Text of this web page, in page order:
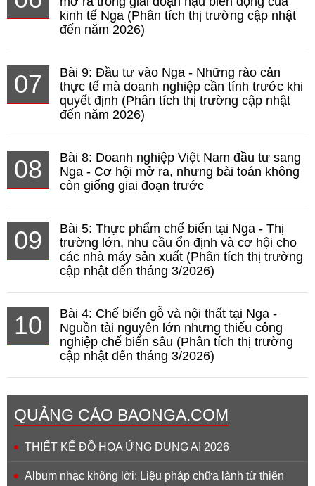
kinh tế Nga (Phân tích thị trường cập nhật
đến năm 2026)
07
Bài 9: Đầu tư vào Nga - Những rào cản
thực tế mà doanh nghiệp cần tính trước khi
quyết định (Phân tích thị trường cập nhật
đến năm 2026)
08
Bài 8: Doanh nghiệp Việt Nam đầu tư sang
Nga - Cơ hội mở ra, nhưng bài toán không
còn giống giai đoạn trước
09
Bài 5: Thực phẩm chế biến tại Nga - Thị
trường lớn, nhu cầu ổn định và cơ hội cho
các nhà máy sản xuất (Phân tích thị trường
cập nhật đến tháng 3/2026)
10
Bài 4: Chế biến gỗ và nội thất tại Nga -
Nguồn tài nguyên lớn nhưng thiếu công
nghiệp chế biến sâu (Phân tích thị trường
cập nhật đến tháng 3/2026)
QUẢNG CÁO BAONGA.COM
THIẾT KẾ ĐỒ HỌA ỨNG DỤNG AI 2026
Album nhạc không lời: Liệu pháp chữa lành từ thiên